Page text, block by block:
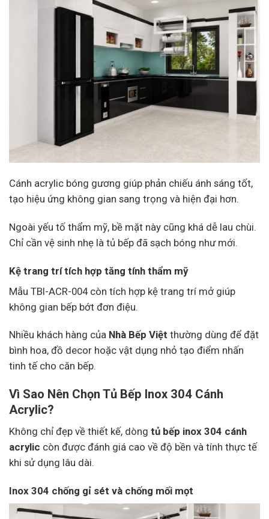
Cánh acrylic bóng gương giúp phản chiếu ánh sáng tốt,
tạo hiệu ứng không gian sang trọng và hiện đại hơn.
Ngoài yếu tố thẩm mỹ, bề mặt này cũng khá dễ lau chùi.
Chỉ cần vệ sinh nhẹ là tủ bếp đã sạch bóng như mới.
Kệ trang trí tích hợp tăng tính thẩm mỹ
Mẫu TBI-ACR-004 còn tích hợp kệ trang trí mở giúp
không gian bếp bớt đơn điệu.
Nhiều khách hàng của Nhà Bếp Việt thường dùng để đặt
bình hoa, đồ decor hoặc vật dụng nhỏ tạo điểm nhấn
tinh tế cho căn bếp.
Vì Sao Nên Chọn Tủ Bếp Inox 304 Cánh
Acrylic?
Không chỉ đẹp về thiết kế, dòng tủ bếp inox 304 cánh
acrylic còn được đánh giá cao về độ bền và tính thực tế
khi sử dụng lâu dài.
Inox 304 chống gỉ sét và chống mối mọt